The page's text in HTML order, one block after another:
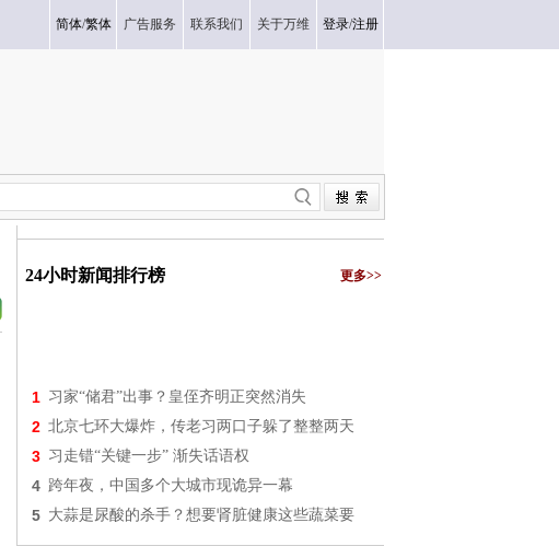
简体/繁体 广告服务 联系我们 关于万维 登录/注册
24小时新闻排行榜 更多>>
1 习家“储君”出事？皇侄齐明正突然消失
2 北京七环大爆炸，传老习两口子躲了整整两天
3 习走错“关键一步” 渐失话语权
4 跨年夜，中国多个大城市现诡异一幕
5 大蒜是尿酸的杀手？想要肾脏健康这些蔬菜要